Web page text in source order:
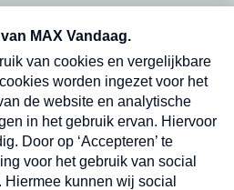
en dinsdagochtend in
Verzend